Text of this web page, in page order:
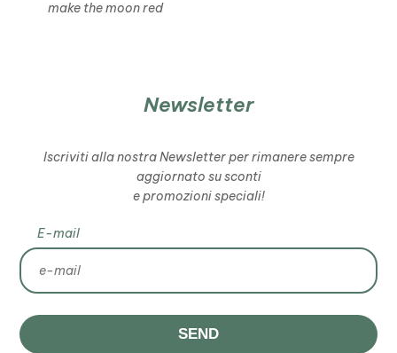
make the moon red
Newsletter
Iscriviti alla nostra Newsletter per rimanere sempre
aggiornato su sconti
e promozioni speciali!
E-mail
SEND